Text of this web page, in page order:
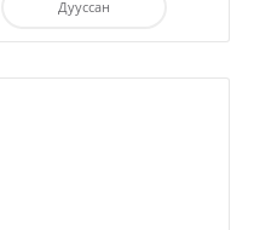
Дууссан